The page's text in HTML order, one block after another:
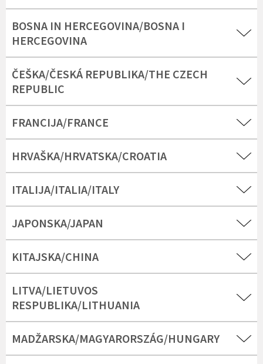
BOSNA IN HERCEGOVINA/BOSNA I
HERCEGOVINA
ČEŠKA/ČESKÁ REPUBLIKA/THE CZECH
REPUBLIC
FRANCIJA/FRANCE
HRVAŠKA/HRVATSKA/CROATIA
ITALIJA/ITALIA/ITALY
JAPONSKA/JAPAN
KITAJSKA/CHINA
LITVA/LIETUVOS
RESPUBLIKA/LITHUANIA
MADŽARSKA/MAGYARORSZÁG/HUNGARY